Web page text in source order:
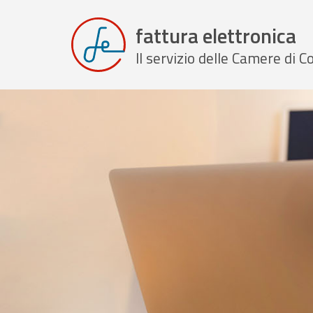
fattura elettronica
Il servizio delle Camere di